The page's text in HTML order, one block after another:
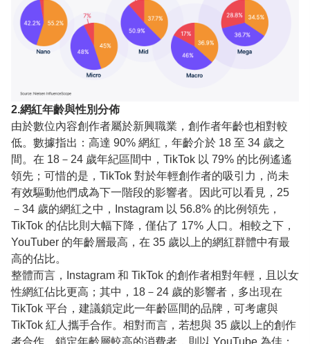
2.網紅年齡與性別分佈
由於數位內容創作者屬於新興職業，創作者年齡也相對較
低。數據指出：高達 90% 網紅，年齡介於 18 至 34 歲之
間。在 18－24 歲年紀區間中，TikTok 以 79% 的比例遙遙
領先；可惜的是，TikTok 對於年輕創作者的吸引力，尚未
有效驅動他們成為下一階段的影響者。因此可以看見，25
－34 歲的網紅之中，Instagram 以 56.8% 的比例領先，
TikTok 的佔比則大幅下降，僅佔了 17% 人口。相較之下，
YouTuber 的年齡層最高，在 35 歲以上的網紅群體中有最
高的佔比。
整體而言，Instagram 和 TikTok 的創作者相對年輕，且以女
性網紅佔比更高；其中，18－24 歲的影響者，多出現在
TikTok 平台，建議鎖定此一年齡區間的品牌，可考慮與
TikTok 紅人攜手合作。相對而言，若想與 35 歲以上的創作
者合作、鎖定年齡層較高的消費者，則以 YouTube 為佳；